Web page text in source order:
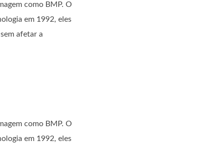
como BMP. O
em 1992, eles
afetar a
como BMP. O
em 1992, eles